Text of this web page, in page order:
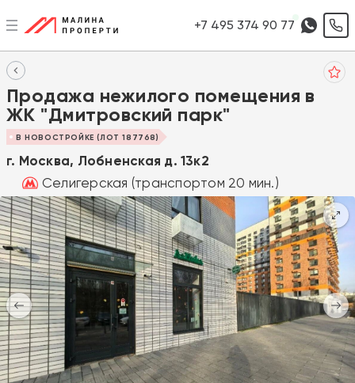
+7 495 374 90 77
Продажа нежилого помещения в
ЖК "Дмитровский парк"
В НОВОСТРОЙКЕ (ЛОТ 187768)
г. Москва, Лобненская д. 13к2
Селигерская (транспортом 20 мин.)